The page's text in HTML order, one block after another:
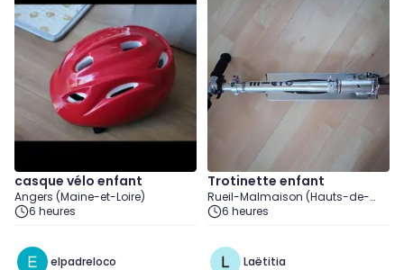
casque vélo enfant
Angers (Maine-et-Loire)
6 heures
Trotinette enfant
Rueil-Malmaison (Hauts-de-
Seine)
6 heures
elpadreloco Laëtitia